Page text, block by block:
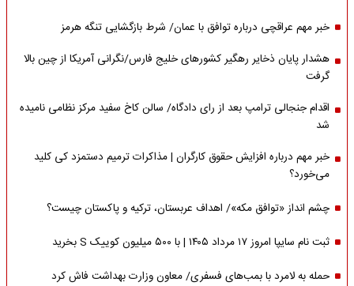
خبر مهم عراقچی درباره توافق با عمان/ شرط بازگشایی تنگه هرمز
هشدار پایان ذخایر رهگیر کشورهای خلیج فارس/نگرانی آمریکا از چین بالا
گرفت
اقدام جنجالی ترامپ بعد از رای دادگاه/ سالن کاخ سفید مرکز نظامی نامیده
شد
خبر مهم درباره افزایش حقوق کارگران | مذاکرات ترمیم دستمزد کی کلید
می‌خورد؟
چشم انداز «توافق مکه»/ اهداف عربستان، ترکیه و پاکستان چیست؟
ثبت نام سایپا امروز ۱۷ مرداد ۱۴۰۵ | با ۵۰۰ میلیون کوییک S بخرید
حمله به لامرد با بمب‌های فسفری/ معاون وزارت بهداشت فاش کرد